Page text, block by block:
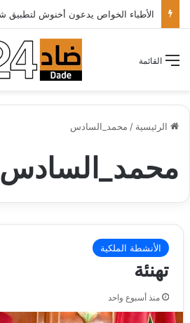
تهنئة
القائمة
الرئيسية / محمد_السادس
محمد_السادس
الأنشطة الملكية
تهنئة
منذ أسبوع واحد